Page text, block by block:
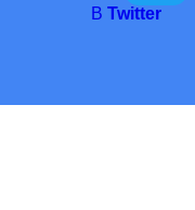
В Twitter